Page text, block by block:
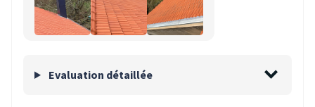
Evaluation détaillée